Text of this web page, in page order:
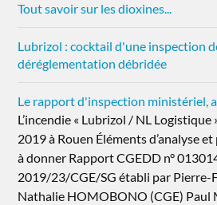
Tout savoir sur les dioxines...
Lubrizol : cocktail d'une inspection
déréglementation débridée
Le rapport d'inspection ministériel,
L’incendie « Lubrizol / NL
2019 à Rouen Éléments d’analyse
à donner Rapport CGEDD n°
2019/23/CGE/SG établi par Pierre-
Nathalie HOMOBONO (CGE) Paul